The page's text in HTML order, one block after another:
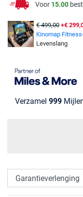
Voor 15.00
€ 499,00 +€
Kinomap
Levenslang
Verzamel 999